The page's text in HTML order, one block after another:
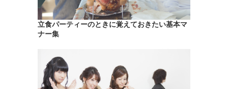
立食パーティーのときに覚えておきたい基本マ
ナー集